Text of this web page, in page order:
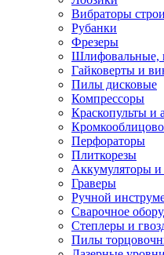
Вибраторы
Рубанки
Фрезеры
Шлифовальные,
Гайковерты и
Пилы дисковые
Компрессоры
Краскопульты и
Перфораторы
Плиткорезы
Аккумуляторы и
Граверы
Ручной
Сварочное
Степлеры и
Пилы